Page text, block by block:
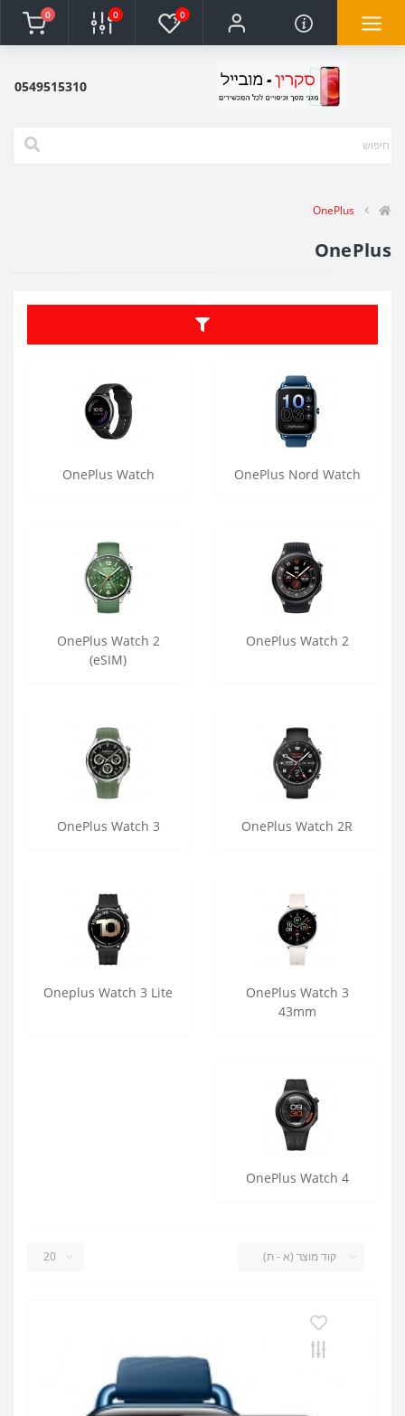
0
0
0
0549515310
OnePlus
OnePlus
OnePlus Nord Watch
OnePlus Watch
OnePlus Watch 2
OnePlus Watch 2
(eSIM)
OnePlus Watch 2R
OnePlus Watch 3
OnePlus Watch 3
43mm
Oneplus Watch 3 Lite
OnePlus Watch 4